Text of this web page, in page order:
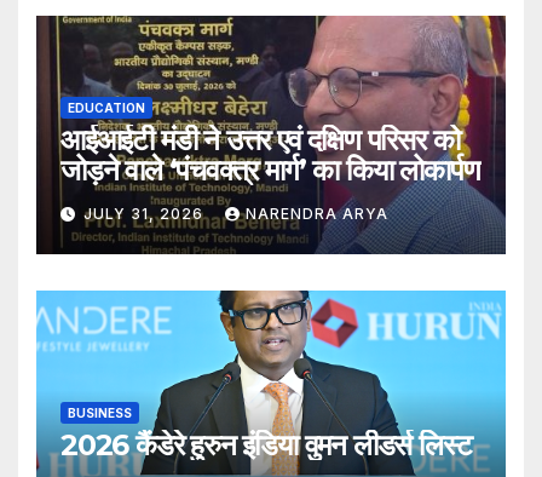
EDUCATION
आईआईटी मंडी ने उत्तर एवं दक्षिण परिसर को
जोड़ने वाले ‘पंचवक्त्र मार्ग’ का किया लोकार्पण
JULY 31, 2026 NARENDRA ARYA
BUSINESS
2026 कैंडेरे हुरुन इंडिया वुमन लीडर्स लिस्ट